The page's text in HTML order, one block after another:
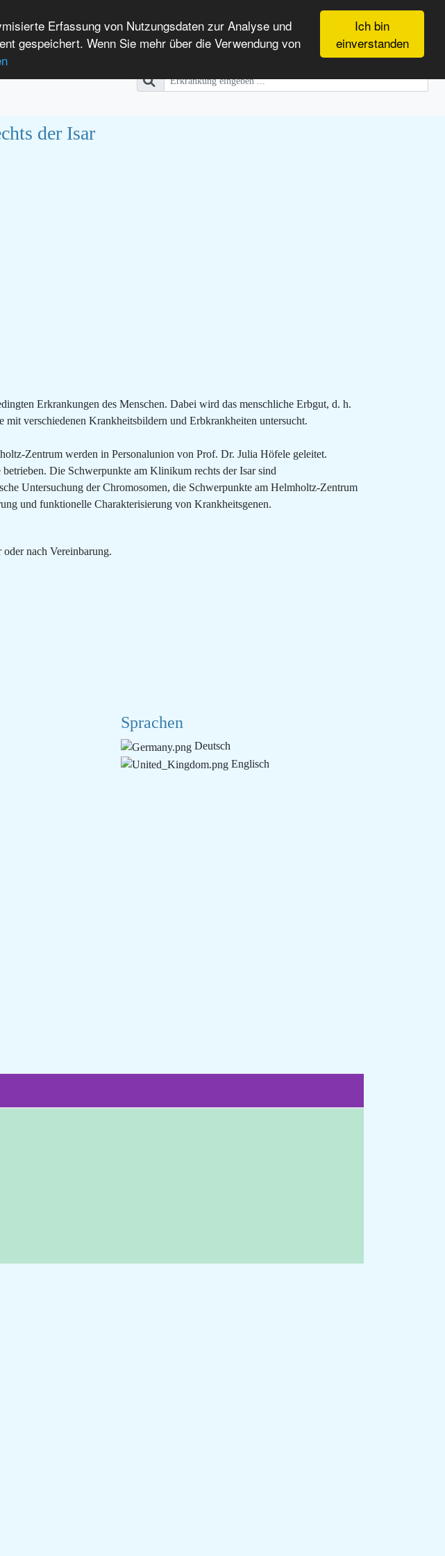
Ich bin
einverstanden
Erfassung von Nutzungsdaten zur Analyse und
gespeichert. Wenn Sie mehr über die Verwendung von
International Patients
der Isar
Erkrankungen des Menschen. Dabei wird das menschliche Erbgut, d. h.
verschiedenen Krankheitsbildern und Erbkrankheiten untersucht.
Zentrum werden in Personalunion von Prof. Dr. Julia Höfele geleitet.
Die Schwerpunkte am Klinikum rechts der Isar sind
Untersuchung der Chromosomen, die Schwerpunkte am Helmholtz-Zentrum
und funktionelle Charakterisierung von Krankheitsgenen.
nach Vereinbarung.
Sprachen
Deutsch
Englisch